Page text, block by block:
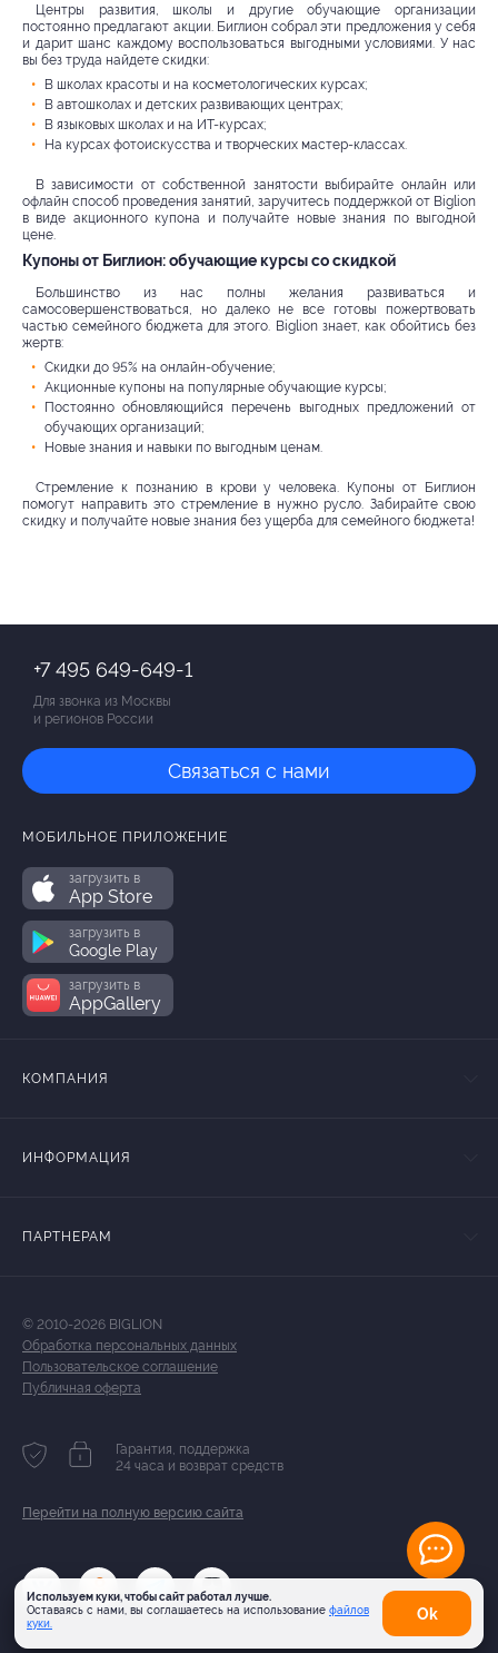
Центры развития, школы и другие обучающие организации
постоянно предлагают акции. Биглион собрал эти предложения у себя
и дарит шанс каждому воспользоваться выгодными условиями. У нас
вы без труда найдете скидки:
В школах красоты и на косметологических курсах;
В автошколах и детских развивающих центрах;
В языковых школах и на ИТ-курсах;
На курсах фотоискусства и творческих мастер-классах.
В зависимости от собственной занятости выбирайте онлайн или
офлайн способ проведения занятий, заручитесь поддержкой от Biglion
в виде акционного купона и получайте новые знания по выгодной
цене.
Купоны от Биглион: обучающие курсы со скидкой
Большинство из нас полны желания развиваться и
самосовершенствоваться, но далеко не все готовы пожертвовать
частью семейного бюджета для этого. Biglion знает, как обойтись без
жертв:
Скидки до 95% на онлайн-обучение;
Акционные купоны на популярные обучающие курсы;
Постоянно обновляющийся перечень выгодных предложений от
обучающих организаций;
Новые знания и навыки по выгодным ценам.
Стремление к познанию в крови у человека. Купоны от Биглион
помогут направить это стремление в нужно русло. Забирайте свою
скидку и получайте новые знания без ущерба для семейного бюджета!
Используем куки, чтобы сайт работал лучше.
Оставаясь с нами, вы соглашаетесь на использование файлов
куки.
Оk
+7 495 649-649-1
Для звонка из Москвы
и регионов России
Связаться с нами
МОБИЛЬНОЕ ПРИЛОЖЕНИЕ
загрузить в
App Store
загрузить в
Google Play
загрузить в
AppGallery
КОМПАНИЯ
ИНФОРМАЦИЯ
ПАРТНЕРАМ
© 2010-2026 BIGLION
Обработка персональных данных
Пользовательское соглашение
Публичная оферта
Гарантия, поддержка
24 часа и возврат средств
Перейти на полную версию сайта